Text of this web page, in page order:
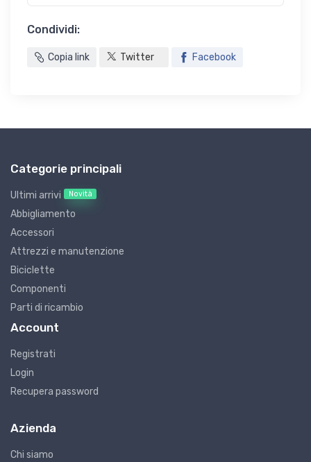
Condividi:
Copia link Twitter Facebook
Categorie principali
Ultimi arrivi Novità
Abbigliamento
Accessori
Attrezzi e manutenzione
Biciclette
Componenti
Parti di ricambio
Account
Registrati
Login
Recupera password
Azienda
Chi siamo